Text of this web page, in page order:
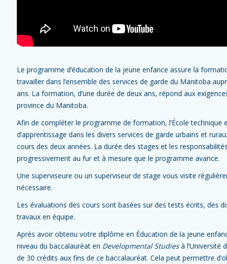
Le programme d’éducation de la jeune enfance assure la
travailler dans l’ensemble des services de garde du Manitoba
ans. La formation, d’une durée de deux ans, répond aux
province du Manitoba.
Afin de compléter le programme de formation, l’École technique
d’apprentissage dans les divers services de garde urbains et
cours des deux années. La durée des stages et les
progressivement au fur et à mesure que le programme avance.
Une superviseure ou un superviseur de stage vous visite
nécessaire.
Les évaluations des cours sont basées sur des tests écrits, des
travaux en équipe.
Après avoir obtenu votre diplôme en Éducation de la jeune
niveau du baccalauréat en Developmental Studiesà l’Université
de 30 crédits aux fins de ce baccalauréat. Cela peut permettre